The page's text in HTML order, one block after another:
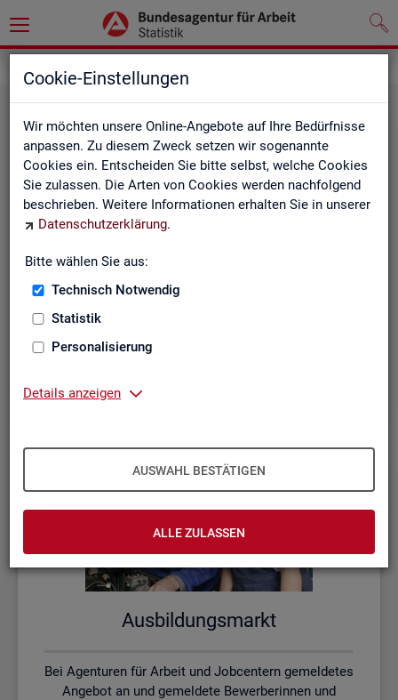
Cookie-Einstellungen
Wir möchten unsere Online-Angebote auf Ihre Bedürfnisse
anpassen. Zu diesem Zweck setzen wir sogenannte
Cookies ein. Entscheiden Sie bitte selbst, welche Cookies
Sie zulassen. Die Arten von Cookies werden nachfolgend
beschrieben. Weitere Informationen erhalten Sie in unserer
Datenschutzerklärung.
Bitte wählen Sie aus:
Technisch Notwendig
Statistik
Personalisierung
Details anzeigen
AUSWAHL BESTÄTIGEN
ALLE ZULASSEN
Un­ter­be­schäf­ti­gung
Wie viele Menschen suchen Arbeit oder haben
Beschäftigungsverhältnis fehlt?
Aus­bil­dungs­markt
Bei Agenturen für Arbeit und Jobcentern gemeldetes
Angebot an und gemeldete Bewerberinnen und